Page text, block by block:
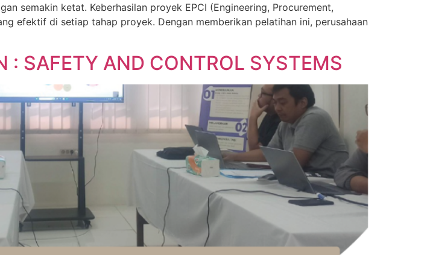
semakin ketat. Keberhasilan proyek EPCI (Engineering, Procurement,
efektif di setiap tahap proyek. Dengan memberikan pelatihan ini, perusahaan
: SAFETY AND CONTROL SYSTEMS